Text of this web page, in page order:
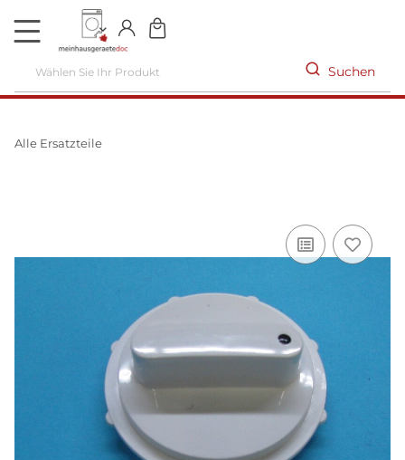
DE
Suchen
Alle Ersatzteile